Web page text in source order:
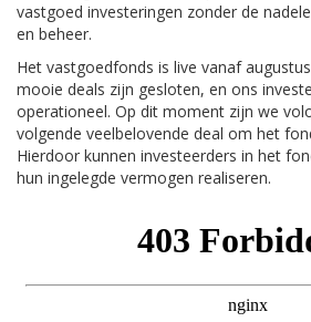
vastgoed investeringen zonder de
en beheer.
Het vastgoedfonds is live vanaf
mooie deals zijn gesloten, en ons
operationeel. Op dit moment zijn we
volgende veelbelovende deal om het
Hierdoor kunnen investeerders in het
hun ingelegde vermogen realiseren.